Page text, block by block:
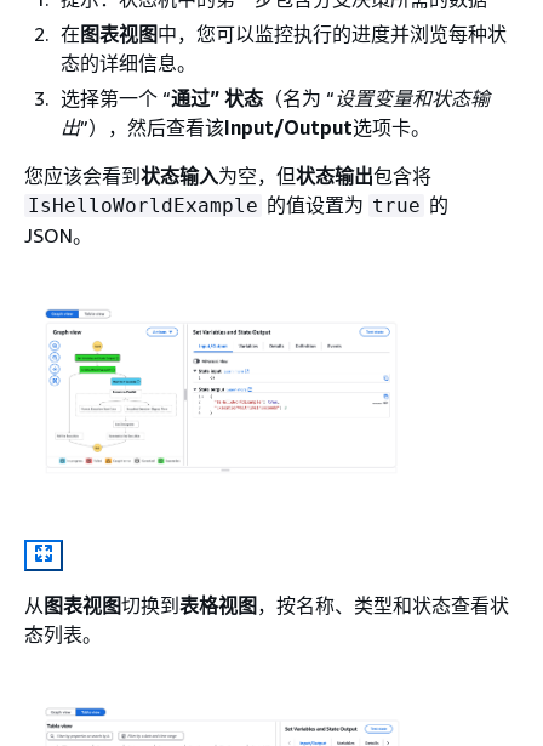
在 图表视图中，您可以监控执行的进度并浏览每种状
态的详细信息。
选择第一个 “通过” 状态 （名为 “设置变量和状态输
出”），然后查看该Input/Output选项卡。
您应该会看到 状态输入为空，但状态输出包含将
IsHelloWorldExample 的值设置为 true 的
JSON。
从图表视图切换到表格视图，按名称、类型和状态查看状
态列表。